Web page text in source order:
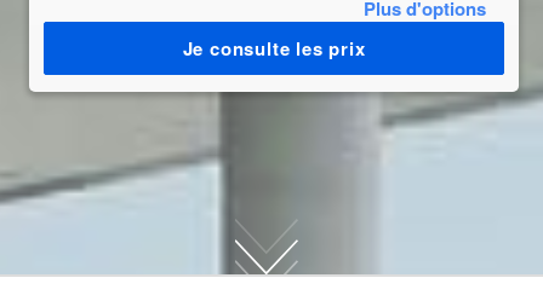
Plus d'options
Je consulte les prix